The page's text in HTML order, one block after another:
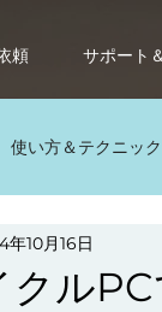
頼 サポート
使い方＆テクニック
レンタルパソコ
クル
年10月16日